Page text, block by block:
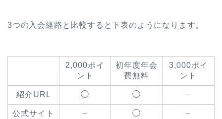
3つの入会経路と比較すると下表のようになります。
2,000ポイ
ント
初年度年会
費無料
3,000ポイ
ント
紹介URL ◯ ◯ –
公式サイト – ◯ –